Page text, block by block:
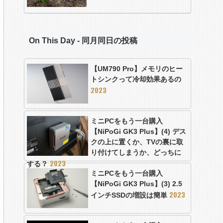
On This Day - 同月同日の投稿
【UM790 Pro】メモリのヒー
トシンクって冷却効果あるの
2023
ミニPCをもう一台購入
【NiPoGi GK3 Plus】(4) デス
クの上に置くか、TVの裏に取
り付けてしまうか、どっちに
する？2023
ミニPCをもう一台購入
【NiPoGi GK3 Plus】(3) 2.5
インチSSDの増設は簡単 2023